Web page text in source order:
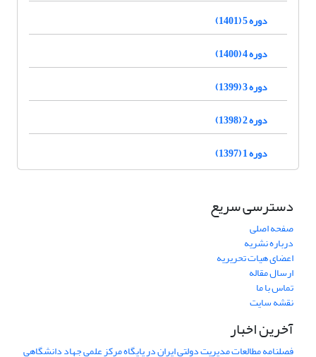
دوره 5 (1401)
دوره 4 (1400)
دوره 3 (1399)
دوره 2 (1398)
دوره 1 (1397)
دسترسی سریع
صفحه اصلی
درباره نشریه
اعضای هیات تحریریه
ارسال مقاله
تماس با ما
نقشه سایت
آخرین اخبار
فصلنامه مطالعات مدیریت دولتی ایران در پایگاه مرکز علمی جهاد دانشگاهی